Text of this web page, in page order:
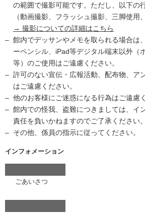
の範囲で撮影可能です。ただし、以下の
（動画撮影、フラッシュ撮影、三脚使用
→ 撮影についての詳細はこちら
館内でデッサンやメモを取られる場合は
ーペンシル、iPad等デジタル端末以外（
等）のご使用はご遠慮ください。
許可のない宣伝・広報活動、配布物、ア
はご遠慮ください。
他のお客様にご迷惑になる行為はご遠慮
館内での怪我、盗難につきましては、イ
責任を負いかねますのでご了承ください。
その他、係員の指示に従ってください。
インフォメーション
ごあいさつ